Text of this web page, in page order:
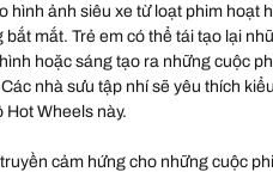
hình ảnh siêu xe từ loạt phim hoạt
mắt. Trẻ em có thể tái tạo lại
hoặc sáng tạo ra những cuộc
nhà sưu tập nhí sẽ yêu thích
Hot Wheels này.
cảm hứng cho những cuộc